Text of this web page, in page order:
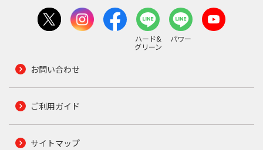
ハード&
グリーン
パワー
お問い合わせ
ご利用ガイド
サイトマップ